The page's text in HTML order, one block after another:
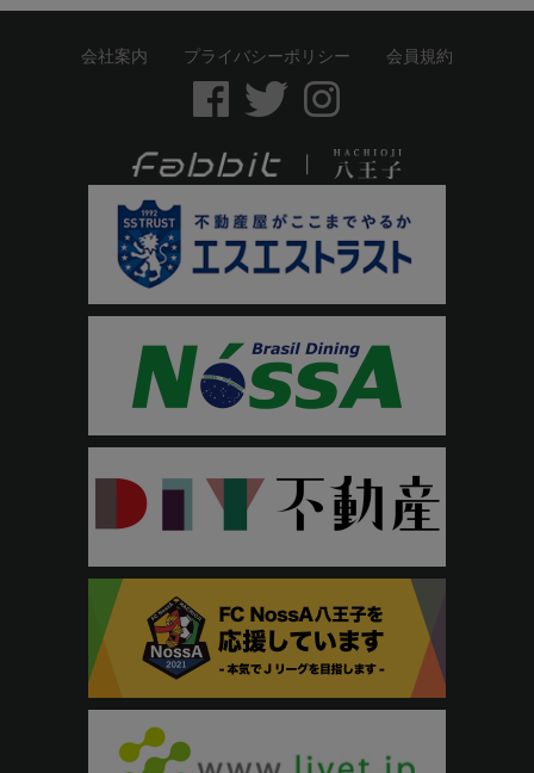
会社案内 プライバシーポリシー 会員規約